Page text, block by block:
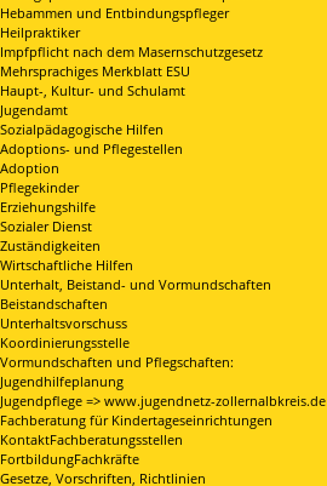
Hebammen und Entbindungspfleger
Heilpraktiker
Impfpflicht nach dem Masernschutzgesetz
Mehrsprachiges Merkblatt ESU
Haupt-, Kultur- und Schulamt
Jugendamt
Sozialpädagogische Hilfen
Adoptions- und Pflegestellen
Adoption
Pflegekinder
Erziehungshilfe
Sozialer Dienst
Zuständigkeiten
Wirtschaftliche Hilfen
Unterhalt, Beistand- und Vormundschaften
Beistandschaften
Unterhaltsvorschuss
Koordinierungsstelle
Vormundschaften und Pflegschaften:
Jugendhilfeplanung
Jugendpflege => www.jugendnetz-zollernalbkreis.de
Fachberatung für Kindertageseinrichtungen
KontaktFachberatungsstellen
FortbildungFachkräfte
Gesetze, Vorschriften, Richtlinien